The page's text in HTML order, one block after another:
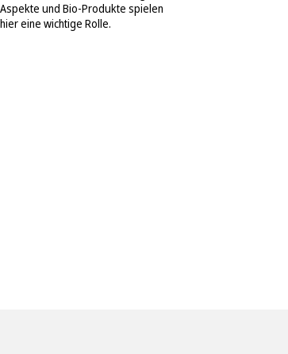
Aspekte und Bio-Produkte spielen
hier eine wichtige Rolle.